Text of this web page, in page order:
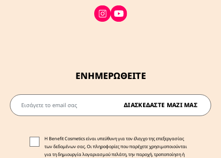
ΕΝΗΜΕΡΩΘΕΙΤΕ
Εισάγετε το email σας
ΔΙΑΣΚΕΔΆΣΤΕ ΜΑΖΊ ΜΑΣ
Η Benefit Cosmetics είναι υπεύθυνη για τον έλεγχο της επεξεργασίας
των δεδομένων σας. Οι πληροφορίες που παρέχετε χρησιμοποιούνται
για τη δημιουργία λογαριασμού πελάτη, την παροχή, τροποποίηση ή